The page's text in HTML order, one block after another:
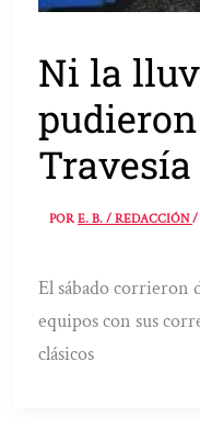
Ni la
Travesía
PORE. B. / REDACCIÓN
El sábado corrieron
equipos con sus
clásicos